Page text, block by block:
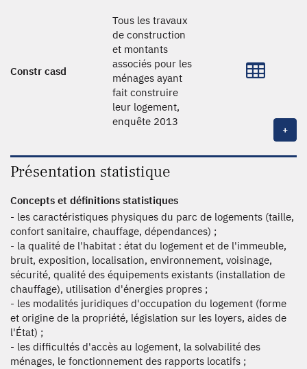
Constr casd
Tous les travaux
de construction
et montants
associés pour les
ménages ayant
fait construire
leur logement,
enquête 2013
+
Présentation statistique
Concepts et définitions statistiques
- les caractéristiques physiques du parc de logements (taille,
confort sanitaire, chauffage, dépendances) ;
- la qualité de l'habitat : état du logement et de l'immeuble,
bruit, exposition, localisation, environnement, voisinage,
sécurité, qualité des équipements existants (installation de
chauffage), utilisation d'énergies propres ;
- les modalités juridiques d'occupation du logement (forme
et origine de la propriété, législation sur les loyers, aides de
l'État) ;
- les difficultés d'accès au logement, la solvabilité des
ménages, le fonctionnement des rapports locatifs ;